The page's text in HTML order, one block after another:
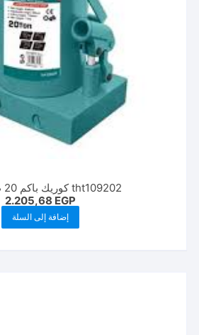
tht109202 كوريك باكم 20 طن توتال
2.205,68 EGP
إضافة إلى السلة